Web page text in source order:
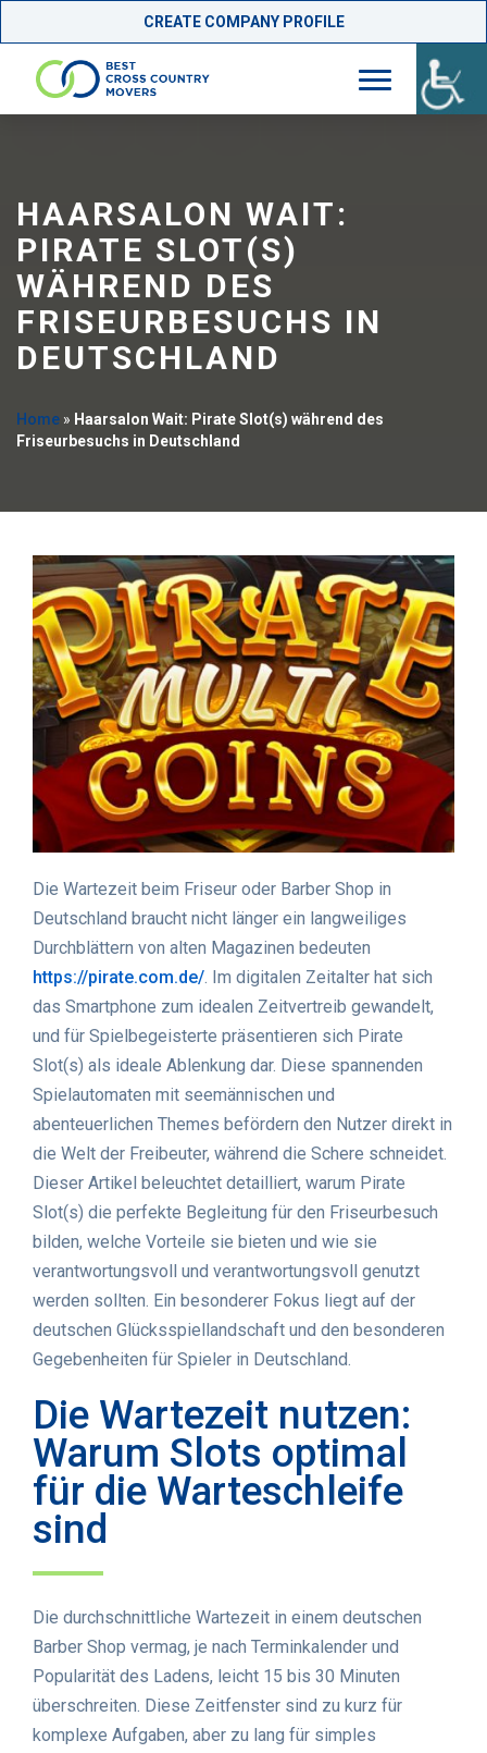
CREATE COMPANY PROFILE
HAARSALON WAIT:
PIRATE SLOT(S)
WÄHREND DES
FRISEURBESUCHS IN
DEUTSCHLAND
Home » Haarsalon Wait: Pirate Slot(s) während des
Friseurbesuchs in Deutschland
Die Wartezeit beim Friseur oder Barber Shop in
Deutschland braucht nicht länger ein langweiliges
Durchblättern von alten Magazinen bedeuten
https://pirate.com.de/. Im digitalen Zeitalter hat sich
das Smartphone zum idealen Zeitvertreib gewandelt,
und für Spielbegeisterte präsentieren sich Pirate
Slot(s) als ideale Ablenkung dar. Diese spannenden
Spielautomaten mit seemännischen und
abenteuerlichen Themes befördern den Nutzer direkt in
die Welt der Freibeuter, während die Schere schneidet.
Dieser Artikel beleuchtet detailliert, warum Pirate
Slot(s) die perfekte Begleitung für den Friseurbesuch
bilden, welche Vorteile sie bieten und wie sie
verantwortungsvoll und verantwortungsvoll genutzt
werden sollten. Ein besonderer Fokus liegt auf der
deutschen Glücksspiellandschaft und den besonderen
Gegebenheiten für Spieler in Deutschland.
Die Wartezeit nutzen:
Warum Slots optimal
für die Warteschleife
sind
Die durchschnittliche Wartezeit in einem deutschen
Barber Shop vermag, je nach Terminkalender und
Popularität des Ladens, leicht 15 bis 30 Minuten
überschreiten. Diese Zeitfenster sind zu kurz für
komplexe Aufgaben, aber zu lang für simples